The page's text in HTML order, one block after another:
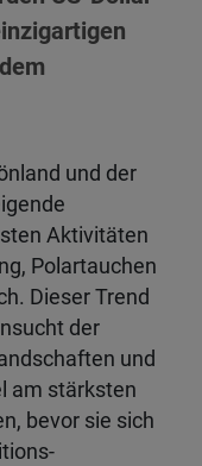
und der
Aktivitäten
Polartauchen
Dieser Trend
der
und
am stärksten
bevor sie sich